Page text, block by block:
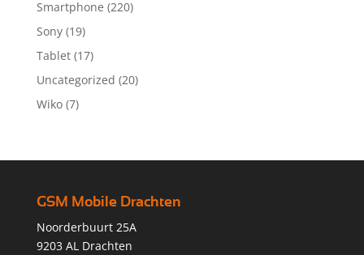
Smartphone (220)
Sony (19)
Tablet (17)
Uncategorized (20)
Wiko (7)
GSM Mobile Drachten
Noorderbuurt 25A
9203 AL Drachten